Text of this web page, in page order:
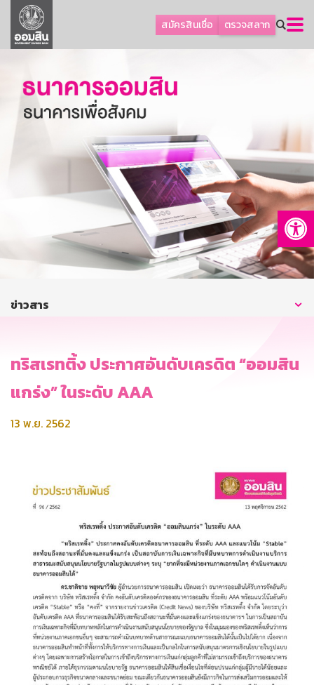
สมัครสินเชื่อ ตรวจสลาก
ลูกค้าธุรกิจ
ลูกค้าผู้ประกอบรายย่อย
ออมเพื่อสุข
เกี่ยวกับธนาคาร
การพัฒนาที่ยั่งยืน
บริการทางการเงิน
ติดต่อเรา
บริการออนไลน์
ข่าวสาร
ทริสเรทติ้ง ประกาศอันดับเครดิต “ออมสิน
แกร่ง” ในระดับ AAA
13 พ.ย. 2562